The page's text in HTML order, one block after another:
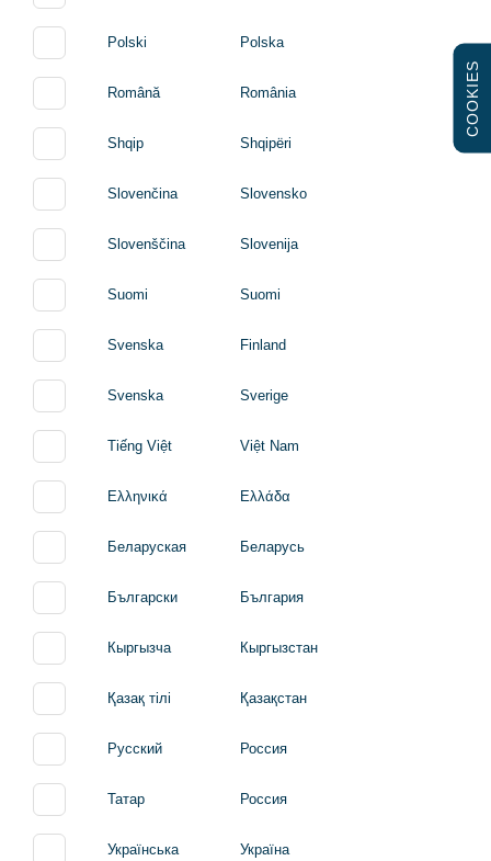
Polski Polska
Română România
Shqip Shqipëri
Slovenčina Slovensko
Slovenščina Slovenija
Suomi Suomi
Svenska Finland
Svenska Sverige
Tiếng Việt Việt Nam
Ελληνικά Ελλάδα
Беларуская Беларусь
Български България
Кыргызча Кыргызстан
Қазақ тілі Қазақстан
Русский Россия
Татар Россия
Українська Україна
COOKIES